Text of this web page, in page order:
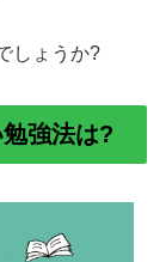
しょうか?
強法は?